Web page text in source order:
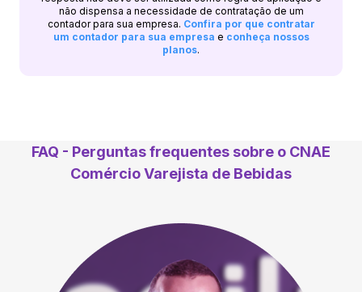
não dispensa a necessidade de contratação de um
contador para sua empresa. Confira por que contratar
um contador para sua empresa e conheça nossos
planos.
FAQ - Perguntas frequentes sobre o CNAE
Comércio Varejista de Bebidas